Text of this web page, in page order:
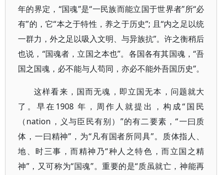
年的界定，“国魂”是“一民族而能立国于世界者”所“必
有”的，它“本之于特性，养之于历史”; 且“内之足以统
一群力，外之足以吸入文明、与异族抗”。许之衡稍后
也说，“国魂者，立国之本也”。各国各有其国魂，“吾
国之国魂，必不能与人苟同，亦必不能外吾国历史”。
这样看来，国而无魂，即立国无本，问题就大
了。早在1908 年，周作人就提出，构成“国民
（nation，义与臣民有别）”的有二要素，“一曰质
体，一曰精神”，为“凡有国者所同具”。质体指人、
地、时三事，而精神乃“种人之特色，而立国之精
神”，又可称为“国魂”。重要的是“质虽就亡，神能再